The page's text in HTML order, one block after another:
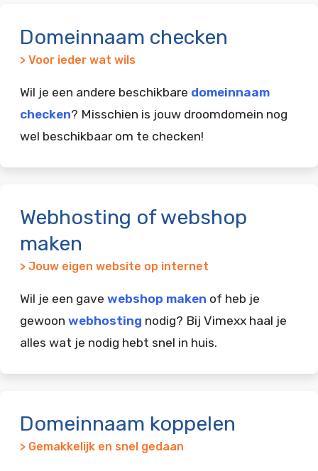
Domeinnaam checken
> Voor ieder wat wils
Wil je een andere beschikbare domeinnaam
checken? Misschien is jouw droomdomein nog
wel beschikbaar om te checken!
Webhosting of webshop
maken
> Jouw eigen website op internet
Wil je een gave webshop maken of heb je
gewoon webhosting nodig? Bij Vimexx haal je
alles wat je nodig hebt snel in huis.
Domeinnaam koppelen
> Gemakkelijk en snel gedaan